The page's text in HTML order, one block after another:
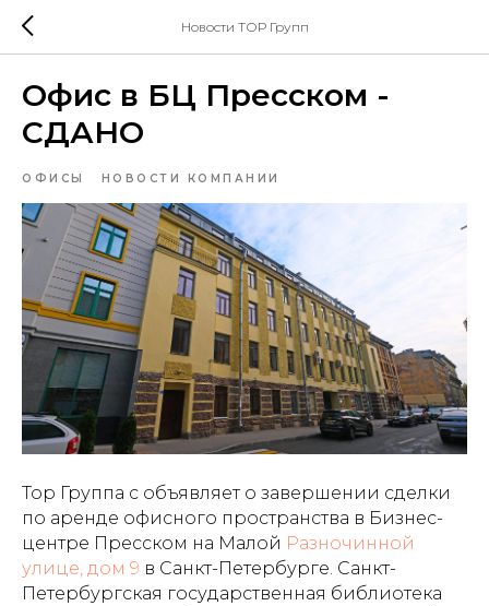
Новости ТОР Групп
Офис в БЦ Пресском -
СДАНО
ОФИСЫ НОВОСТИ КОМПАНИИ
Тор Группа с объявляет о завершении сделки
по аренде офисного пространства в Бизнес-
центре Пресском на Малой Разночинной
улице, дом 9 в Санкт-Петербурге. Санкт-
Петербургская государственная библиотека